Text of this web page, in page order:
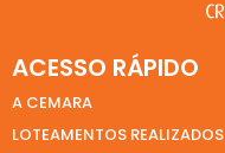
ACESSO RÁPIDO
A CEMARA
LOTEAMENTOS REALIZADOS